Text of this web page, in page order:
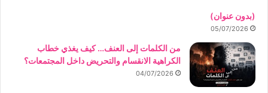
(بدون عنوان)
05/07/2026
من الكلمات إلى العنف… كيف يغذي خطاب
الكراهية الانقسام والتحريض داخل المجتمعات؟
04/07/2026